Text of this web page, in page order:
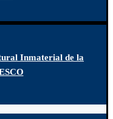
Inmaterial de la